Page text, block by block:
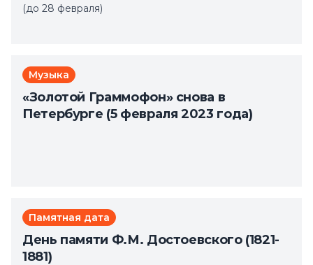
(до 28 февраля)
Музыка
«Золотой Граммофон» снова в
Петербурге (5 февраля 2023 года)
Памятная дата
День памяти Ф.М. Достоевского (1821-
1881)